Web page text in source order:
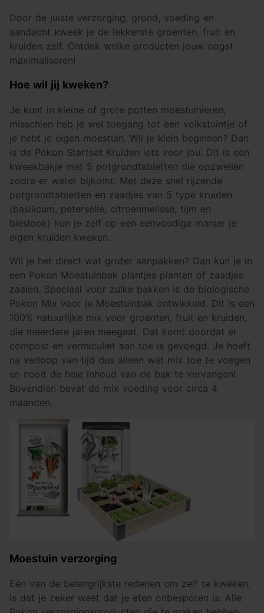
Door de juiste verzorging, grond, voeding en
aandacht kweek je de lekkerste groenten, fruit en
kruiden zelf. Ontdek welke producten jouw oogst
maximaliseren!
Hoe wil jij kweken?
Je kunt in kleine of grote potten moestuinieren,
misschien heb je wel toegang tot een volkstuintje of
je hebt je eigen moestuin. Wil je klein beginnen? Dan
is de Pokon Startset Kruiden iets voor jou. Dit is een
kweekbakje met 5 potgrondtabletten die opzwellen
zodra er water bijkomt. Met deze snel rijzende
potgrondtabletten en zaadjes van 5 type kruiden
(basilicum, peterselie, citroenmelisse, tijm en
bieslook) kun je zelf op een eenvoudige manier je
eigen kruiden kweken.
Wil je het direct wat groter aanpakken? Dan kun je in
een Pokon Moestuinbak plantjes planten of zaadjes
zaaien. Speciaal voor zulke bakken is de biologische
Pokon Mix voor je Moestuinbak ontwikkeld. Dit is een
100% natuurlijke mix voor groenten, fruit en kruiden,
die meerdere jaren meegaat. Dat komt doordat er
compost en vermiculiet aan toe is gevoegd. Je hoeft
na verloop van tijd dus alleen wat mix toe te voegen
en nooit de hele inhoud van de bak te vervangen!
Bovendien bevat de mix voeding voor circa 4
maanden.
Moestuin verzorging
Eén van de belangrijkste redenen om zelf te kweken,
is dat je zeker weet dat je eten onbespoten is. Alle